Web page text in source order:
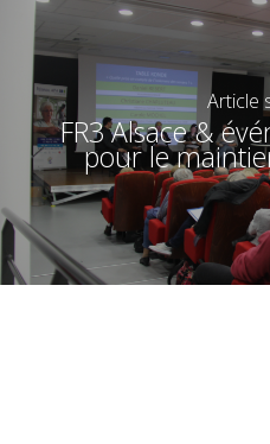
Article
FR3 Alsace &
pour le